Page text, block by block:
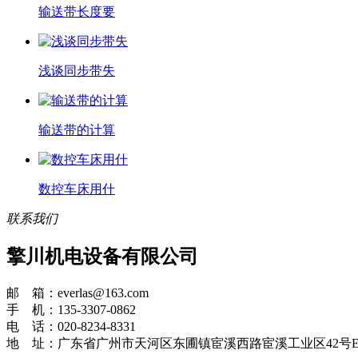
输送带长度要
浅谈同步带失
输送带的计算
数控车床用什
联系我们
擎川机电设备有限公司
邮 箱：everlas@163.com
手 机：135-3307-0862
电 话：020-8234-8331
地 址：广东省广州市天河区东圃镇宦溪西路宦溪工业区42号